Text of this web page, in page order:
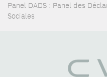
Panel DADS : Panel des
Sociales